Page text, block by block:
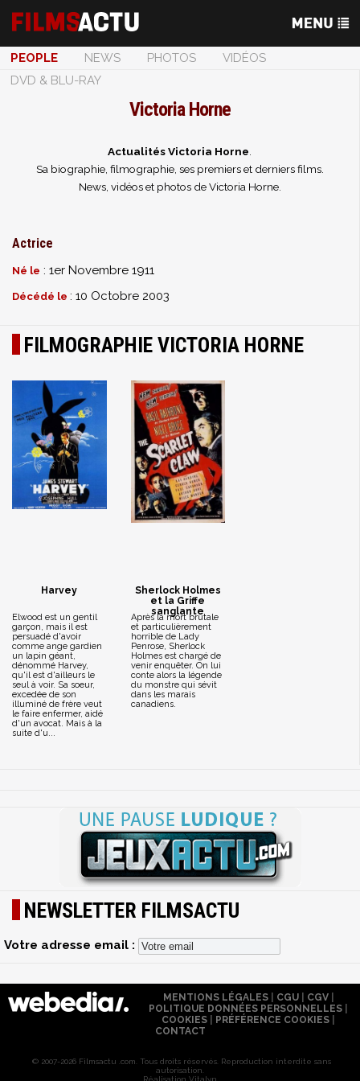
PEOPLE NEWS PHOTOS
VIDÉOS
DVD & BLU-RAY
Victoria Horne
Actualités Victoria Horne
Sa biographie, filmographie, ses premiers et derniers films.
News, vidéos et photos de Victoria Horne.
Actrice
Né le : 1er Novembre 1911
Décédé le : 10 Octobre 2003
FILMOGRAPHIE VICTORIA HORNE
Harvey
Elwood est un gentil
garçon, mais il est
persuadé d'avoir
comme ange gardien
un lapin géant,
dénommé Harvey,
qu'il est d'ailleurs le
seul à voir. Sa soeur,
excedée de son
illuminé de frère veut
le faire enfermer, aidé
d'un avocat. Mais à la
suite d'u...
Sherlock Holmes
et la Griffe
sanglante
Après la mort brutale
et particulièrement
horrible de Lady
Penrose, Sherlock
Holmes est chargé de
venir enquêter. On lui
conte alors la légende
du monstre qui sévit
dans les marais
canadiens.
NEWSLETTER FILMSACTU
Votre adresse email :
MENTIONS LÉGALES| CGU| CGV|
POLITIQUE DONNÉES PERSONNELLES
COOKIES
PRÉFÉRENCE COOKIES
CONTACT
© 2007-2026 Filmsactu .com. Tous droits réservés. Reproduction interdite sans
autorisation.
Réalisation Vitalyn